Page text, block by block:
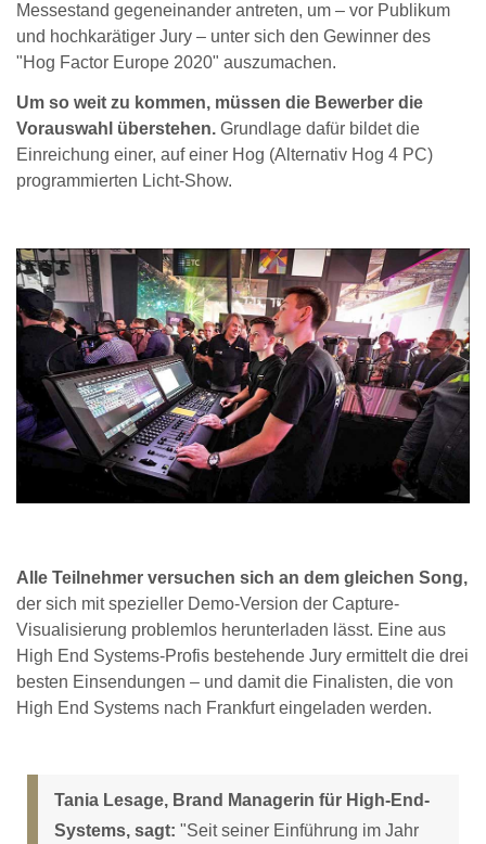
Messestand gegeneinander antreten, um – vor Publikum
und hochkarätiger Jury – unter sich den Gewinner des
"Hog Factor Europe 2020" auszumachen.
Um so weit zu kommen, müssen die Bewerber die
Vorauswahl überstehen. Grundlage dafür bildet die
Einreichung einer, auf einer Hog (Alternativ Hog 4 PC)
programmierten Licht-Show.
Alle Teilnehmer versuchen sich an dem gleichen Song,
der sich mit spezieller Demo-Version der Capture-
Visualisierung problemlos herunterladen lässt. Eine aus
High End Systems-Profis bestehende Jury ermittelt die drei
besten Einsendungen – und damit die Finalisten, die von
High End Systems nach Frankfurt eingeladen werden.
Tania Lesage, Brand Managerin für High-End-
Systems, sagt: "Seit seiner Einführung im Jahr